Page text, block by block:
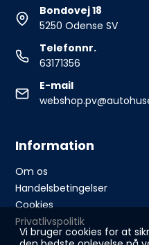
Vi bruger cookies for at
Bondovej 18
5250 Odense SV
Telefonnr.
63171356
E-mail
Information
Om os
Handelsbetingelser
Cookies
Privatlivspolitik